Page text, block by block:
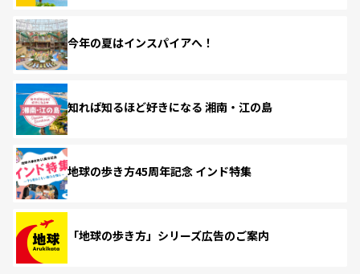
今年の夏はインスパイアへ！
知れば知るほど好きになる 湘南・江の島
地球の歩き方45周年記念 インド特集
「地球の歩き方」シリーズ広告のご案内